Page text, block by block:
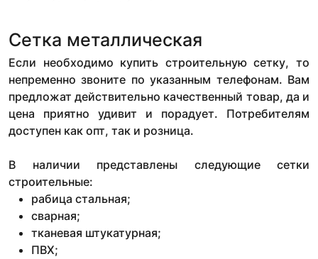
Сетка металлическая
Если необходимо купить строительную сетку, то
непременно звоните по указанным телефонам. Вам
предложат действительно качественный товар, да и
цена приятно удивит и порадует. Потребителям
доступен как опт, так и розница.
В наличии представлены следующие сетки
строительные:
рабица стальная;
сварная;
тканевая штукатурная;
ПВХ;